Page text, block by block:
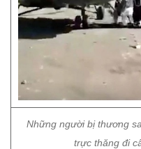
Những người bị thương
trực thăng đi